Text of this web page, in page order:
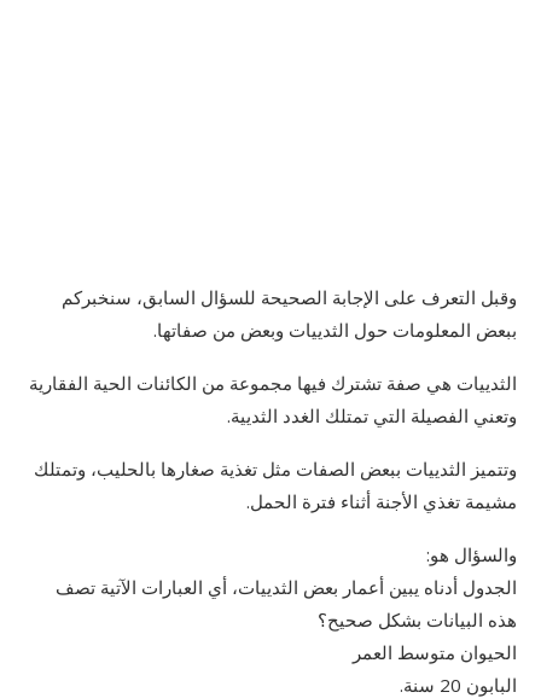
وقبل التعرف على الإجابة الصحيحة للسؤال السابق، سنخبركم
ببعض المعلومات حول الثدييات وبعض من صفاتها.
الثدييات هي صفة تشترك فيها مجموعة من الكائنات الحية الفقارية
وتعني الفصيلة التي تمتلك الغدد الثديية.
وتتميز الثدييات ببعض الصفات مثل تغذية صغارها بالحليب، وتمتلك
مشيمة تغذي الأجنة أثناء فترة الحمل.
والسؤال هو:
الجدول أدناه يبين أعمار بعض الثدييات، أي العبارات الآتية تصف
هذه البيانات بشكل صحيح؟
الحيوان متوسط العمر
البابون 20 سنة.